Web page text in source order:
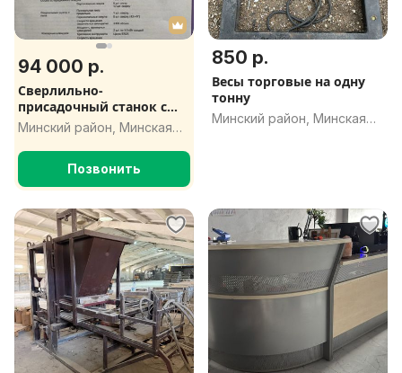
94 000 р.
Сверлильно-
присадочный станок с
ЧПУ
Минский район, Минская
Позвонить
850 р.
Весы торговые на одну
тонну
Минский район, Минская